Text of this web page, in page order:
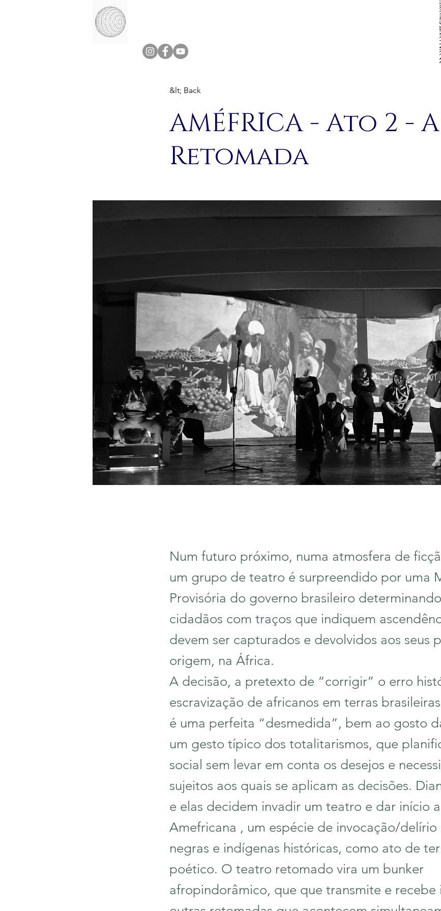
&lt; Back
AMÉFRICA - Ato 2 - A
Retomada
Num futuro próximo, numa atmosfera de
um grupo de teatro é surpreendido por uma
Provisória do governo brasileiro
cidadãos com traços que indiquem
devem ser capturados e devolvidos aos seus
origem, na África.
A decisão, a pretexto de “corrigir” o erro
escravização de africanos em terras
é uma perfeita “desmedida”, bem ao gosto
um gesto típico dos totalitarismos, que
social sem levar em conta os desejos e
sujeitos aos quais se aplicam as decisões.
e elas decidem invadir um teatro e dar início
Amefricana , um espécie de invocação/delírio
negras e indígenas históricas, como ato de
poético. O teatro retomado vira um bunker
afropindorâmico, que que transmite e recebe